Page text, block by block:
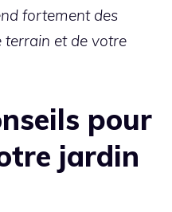
fortement des
terrain et de votre
pour
jardin